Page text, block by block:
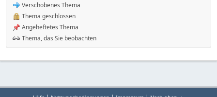
Verschobenes Thema
Thema geschlossen
Angeheftetes Thema
Thema, das Sie beobachten